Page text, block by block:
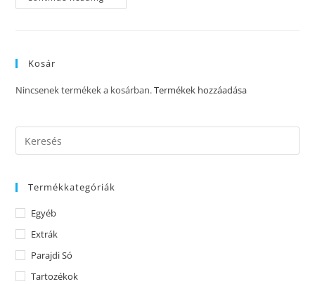
Kosár
Nincsenek termékek a kosárban.Termékek hozzáadása
Termékkategóriák
Egyéb
Extrák
Parajdi Só
Tartozékok